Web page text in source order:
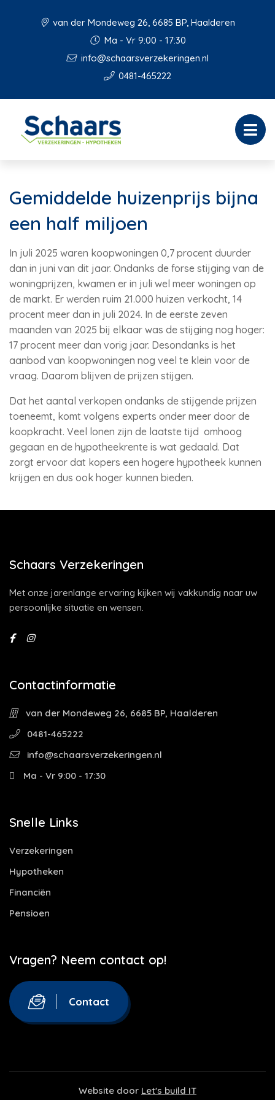
van der Mondeweg 26, 6685 BP, Haalderen
Ma - Vr 9:00 - 17:30
info@schaarsverzekeringen.nl
0481-465222
Gemiddelde huizenprijs bijna
een half miljoen
In juli 2025 waren koopwoningen 0,7 procent duurder
dan in juni van dit jaar. Ondanks de forse stijging van de
woningprijzen, kwamen er in juli wel meer woningen op
de markt. Er werden ruim 21.000 huizen verkocht, 14
procent meer dan in juli 2024. In de eerste zeven
maanden van 2025 bij elkaar was de stijging nog hoger:
17 procent meer dan vorig jaar. Desondanks is het
aanbod van koopwoningen nog veel te klein voor de
vraag. Daarom blijven de prijzen stijgen.
Dat het aantal verkopen ondanks de stijgende prijzen
toeneemt, komt volgens experts onder meer door de
koopkracht. Veel lonen zijn de laatste tijd omhoog
gegaan en de hypotheekrente is wat gedaald. Dat
zorgt ervoor dat kopers een hogere hypotheek kunnen
krijgen en dus ook hoger kunnen bieden.
Schaars Verzekeringen
Met onze jarenlange ervaring kijken wij vakkundig naar uw
persoonlijke situatie en wensen.
Contactinformatie
van der Mondeweg 26, 6685 BP, Haalderen
0481-465222
info@schaarsverzekeringen.nl
Ma - Vr 9:00 - 17:30
Snelle Links
Verzekeringen
Hypotheken
Financiën
Pensioen
Vragen? Neem contact op!
Contact
Website door Let's build IT